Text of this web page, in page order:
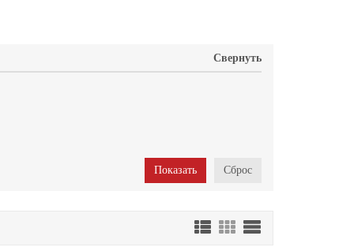
Свернуть
Сброс